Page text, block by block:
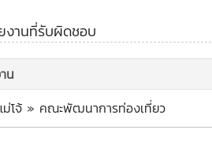
งานที่รับผิดชอบ
น
ม่โจ้ » คณะพัฒนาการท่องเที่ยว